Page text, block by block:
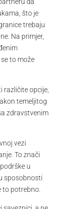
što je
trebaju
Na primjer,
to može
različite opcije,
temeljitog
zdravstvenim
vezi
To znači
u
sposobnosti
to potrebno.